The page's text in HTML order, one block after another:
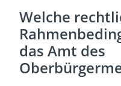
Welche
das Amt des